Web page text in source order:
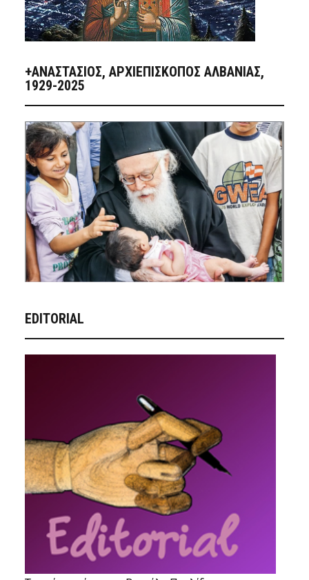
+ΑΝΑΣΤΆΣΙΟΣ, ΑΡΧΙΕΠΊΣΚΟΠΟΣ ΑΛΒΑΝΊΑΣ,
1929-2025
EDITORIAL